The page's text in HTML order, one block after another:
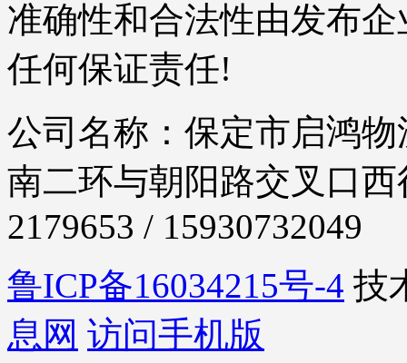
准确性和合法性由发布
任何保证责任!
公司名称：保定市启鸿
南二环与朝阳路交叉口
2179653 / 15930732049
鲁ICP备16034215号-4 技
息网 访问手机版